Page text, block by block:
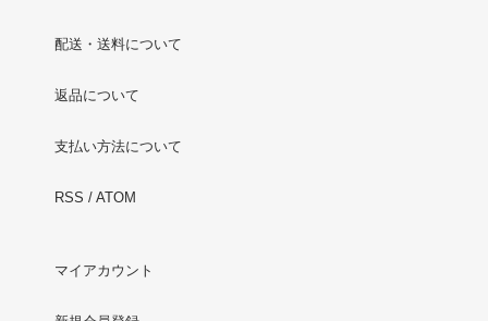
配送・送料について
返品について
支払い方法について
RSS / ATOM
マイアカウント